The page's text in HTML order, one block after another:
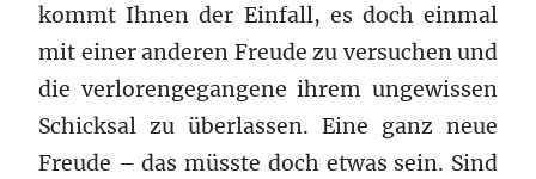
kommt Ihnen der Einfall, es doch einmal
mit einer anderen Freude zu versuchen und
die verlorengegangene ihrem ungewissen
Schicksal zu überlassen. Eine ganz neue
Freude – das müsste doch etwas sein. Sind